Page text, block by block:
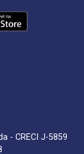
- CRECI J-5859